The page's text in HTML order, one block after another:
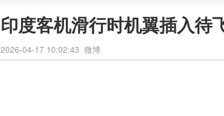
印度客机滑行时机翼插入待
2026-04-17 10:02:43 微博